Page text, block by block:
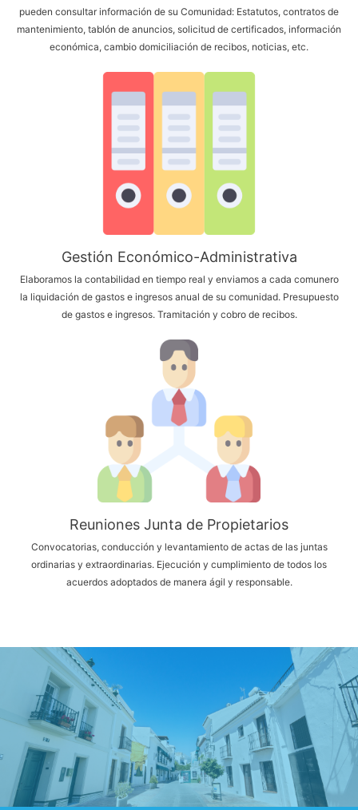
pueden consultar información de su Comunidad: Estatutos, contratos de
mantenimiento, tablón de anuncios, solicitud de certificados, información
económica, cambio domiciliación de recibos, noticias, etc.
Gestión Económico-Administrativa
Elaboramos la contabilidad en tiempo real y enviamos a cada comunero
la liquidación de gastos e ingresos anual de su comunidad. Presupuesto
de gastos e ingresos. Tramitación y cobro de recibos.
Reuniones Junta de Propietarios
Convocatorias, conducción y levantamiento de actas de las juntas
ordinarias y extraordinarias. Ejecución y cumplimiento de todos los
acuerdos adoptados de manera ágil y responsable.